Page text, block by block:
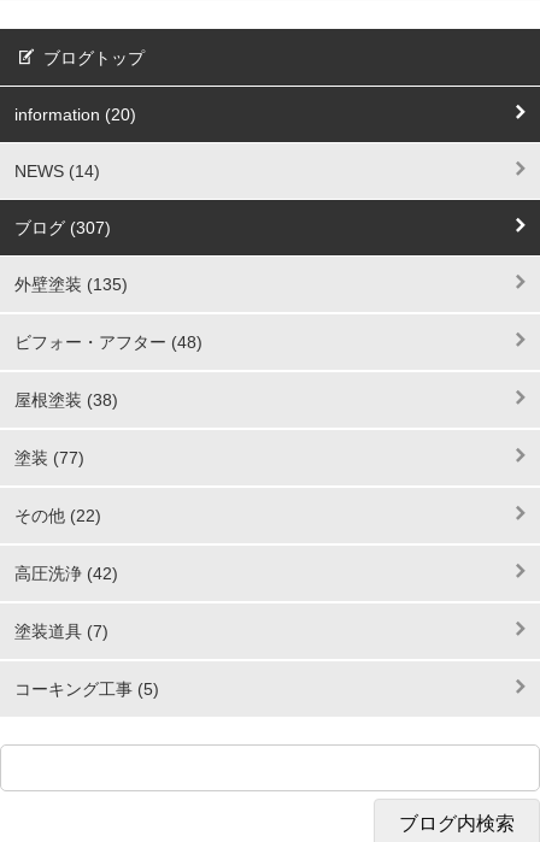
ブログトップ
information (20)
NEWS (14)
ブログ (307)
外壁塗装 (135)
ビフォー・アフター (48)
屋根塗装 (38)
塗装 (77)
その他 (22)
高圧洗浄 (42)
塗装道具 (7)
コーキング工事 (5)